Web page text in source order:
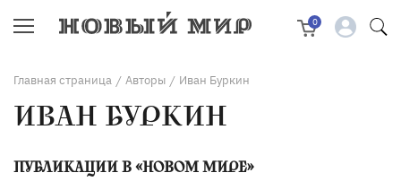
0
Главная страница / Авторы / Иван Буркин
ИВАН БУРКИН
ПУБЛИКАЦИИ В «НОВОМ МИРЕ»